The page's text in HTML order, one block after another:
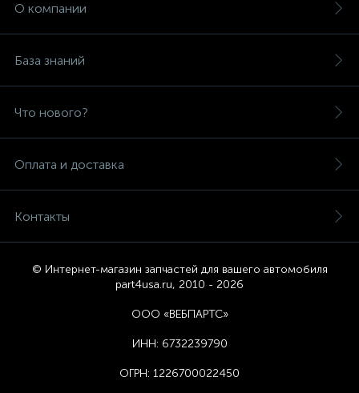
О компании
База знаний
Что нового?
Оплата и доставка
Контакты
© Интернет-магазин запчастей для вашего автомобиля
part4usa.ru, 2010 - 2026
ООО «ВЕБПАРТС»
ИНН: 6732239790
ОГРН: 1226700022450